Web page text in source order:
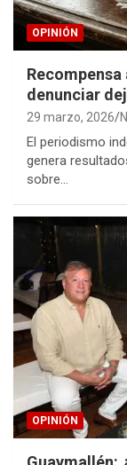
OPINIÓN
denunciar
29 marzo, 2026
El periodismo
genera
sobre…
OPINIÓN